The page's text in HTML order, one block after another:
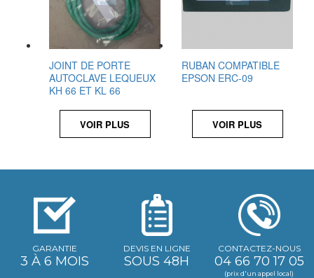
JOINT DE PORTE
AUTOCLAVE LEQUEUX
KH 66 ET KL 66
VOIR PLUS
RUBAN COMPATIBLE
EPSON ERC-09
VOIR PLUS
GARANTIE
3 À 6 MOIS
DEVIS EN LIGNE
SOUS 48H
CONTACTEZ-NOUS
04 66 70 17 05
(prix d'un appel local)